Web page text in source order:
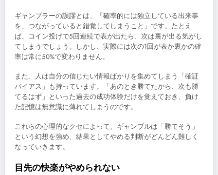
ギャンブラーの誤謬とは、「確率的には独立している出来事
を、つながっていると錯覚してしまうこと」です。たとえ
ば、コイン投げで5回連続で表が出たら、次は裏が出る気がし
てしまうでしょう。しかし、実際には次の1回が表か裏かの確
率は常に50%で変わりません。
また、人は自分の信じたい情報ばかりを集めてしまう「確証
バイアス」も持っています。「あのとき勝てたから、次も勝
てるはず」といった過去の成功体験だけを覚えておき、負け
た記憶は無意識に薄れてしまうのです。
これらの心理的なクセによって、ギャンブルは「勝てそう」
という幻想を強め、結果としてやめる判断がどんどん難しく
なっていきます。
目先の快楽がやめられない